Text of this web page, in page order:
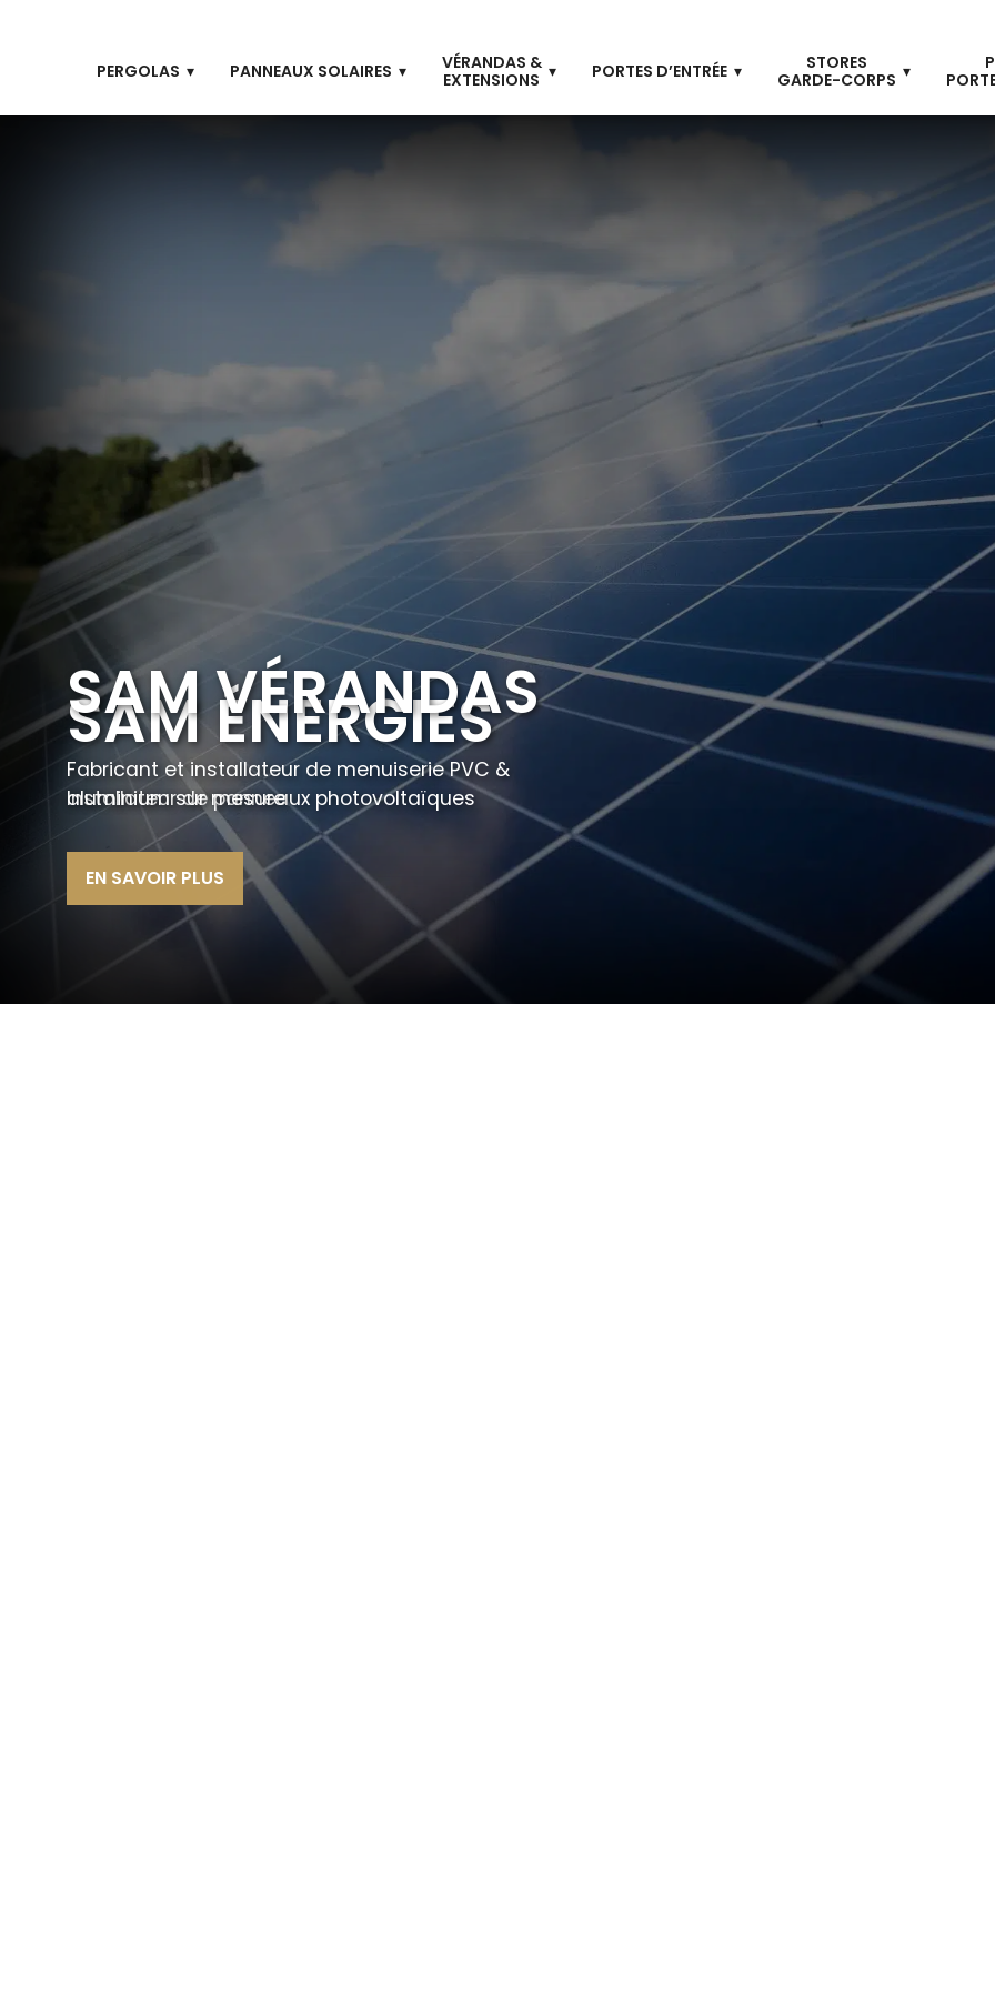
PERGOLAS PANNEAUX SOLAIRES
VÉRANDAS &
EXTENSIONS
PORTES D’ENTRÉE
STORES
GARDE-CORPS
SAM ÉNERGIES
Installateur de panneaux photovoltaïques
SAM VÉRANDAS
Fabricant et installateur de menuiserie PVC &
aluminium sur mesure